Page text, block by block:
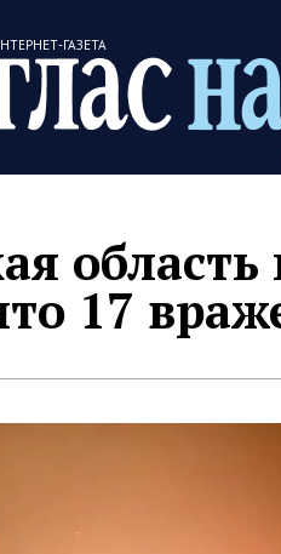
ГАЗЕТА
область
17